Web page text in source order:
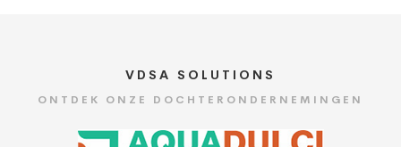
VDSA SOLUTIONS
ONTDEK ONZE DOCHTERONDERNEMINGEN